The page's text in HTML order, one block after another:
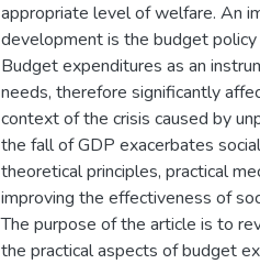
appropriate level of welfare. An
development is the budget
Budget expenditures as an
needs, therefore significantly
context of the crisis caused by
the fall of GDP exacerbates
theoretical principles, practical
improving the effectiveness of
The purpose of the article is to
the practical aspects of budget